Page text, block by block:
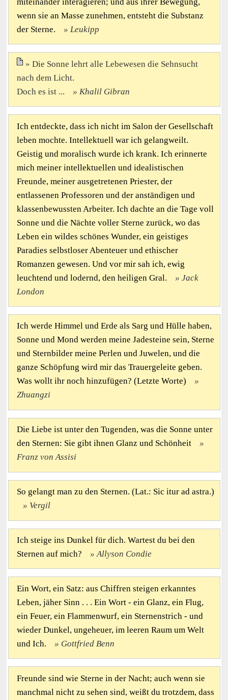
wenn sie an Masse zunehmen, entsteht die Substanz
der Sterne.
Leukipp
Die Sonne lehrt alle Lebewesen die Sehnsucht
nach dem Licht.
Doch es ist ...
Khalil Gibran
Ich entdeckte, dass ich nicht im Salon der Gesellschaft
leben mochte. Intellektuell war ich gelangweilt.
Geistig und moralisch wurde ich krank. Ich erinnerte
mich meiner intellektuellen und idealistischen
Freunde, meiner ausgetretenen Priester, der
entlassenen Professoren und der anständigen und
klassenbewussten Arbeiter. Ich dachte an die Tage voll
Sonne und die Nächte voller Sterne zurück, wo das
Leben ein wildes schönes Wunder, ein geistiges
Paradies selbstloser Abenteuer und ethischer
Romanzen gewesen. Und vor mir sah ich, ewig
leuchtend und lodernd, den heiligen Gral.
Jack
London
Ich werde Himmel und Erde als Sarg und Hülle haben,
Sonne und Mond werden meine Jadesteine sein, Sterne
und Sternbilder meine Perlen und Juwelen, und die
ganze Schöpfung wird mir das Trauergeleite geben.
Was wollt ihr noch hinzufügen? (Letzte Worte)
Zhuangzi
Die Liebe ist unter den Tugenden, was die Sonne unter
den Sternen: Sie gibt ihnen Glanz und Schönheit
Franz von Assisi
So gelangt man zu den Sternen. (Lat.: Sic itur ad astra.)
Vergil
Ich steige ins Dunkel für dich. Wartest du bei den
Sternen auf mich?
Allyson Condie
Ein Wort, ein Satz: aus Chiffren steigen erkanntes
Leben, jäher Sinn . . . Ein Wort - ein Glanz, ein Flug,
ein Feuer, ein Flammenwurf, ein Sternenstrich - und
wieder Dunkel, ungeheuer, im leeren Raum um Welt
und Ich.
Gottfried Benn
Freunde sind wie Sterne in der Nacht; auch wenn sie
manchmal nicht zu sehen sind, weißt du trotzdem, dass